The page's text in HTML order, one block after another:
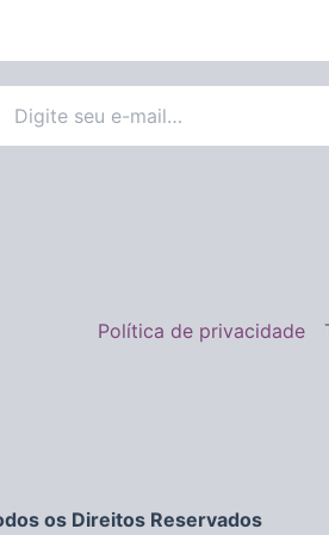
Política de privacidade
os Direitos Reservados